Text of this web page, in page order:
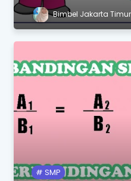
Bimbel Jakarta Timur
SMP